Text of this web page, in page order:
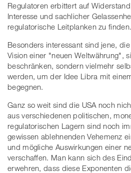
Regulatoren erbittert auf
Interesse und sachlicher
regulatorische Leitplanken zu finden.
Besonders interessant sind jene,
Vision einer "neuen Weltwährung",
beschränken, sondern vielmehr
werden, um der Idee Libra mit
begegnen.
Ganz so weit sind die USA noch
aus verschiedenen politischen,
regulatorischen Lagern sind noch
gewissen ablehnenden Vehemenz
und mögliche Auswirkungen einer
verschaffen. Man kann sich des
erwehren, dass diese Exponenten